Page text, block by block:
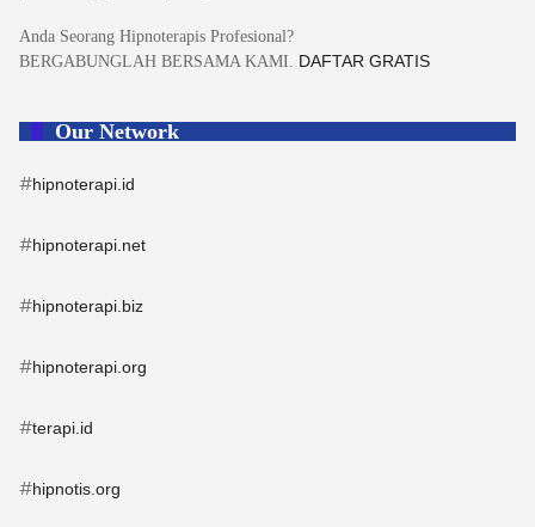
Anda Seorang Hipnoterapis Profesional?
BERGABUNGLAH BERSAMA KAMI.
DAFTAR GRATIS
Our Network
#hipnoterapi.id
#hipnoterapi.net
#hipnoterapi.biz
#hipnoterapi.org
#terapi.id
#hipnotis.org